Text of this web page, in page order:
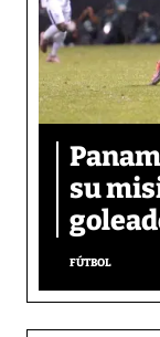
su
FÚTBOL